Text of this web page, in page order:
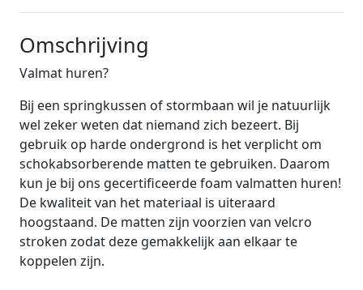
Omschrijving
Valmat huren?
Bij een springkussen of stormbaan wil je natuurlijk
wel zeker weten dat niemand zich bezeert. Bij
gebruik op harde ondergrond is het verplicht om
schokabsorberende matten te gebruiken. Daarom
kun je bij ons gecertificeerde foam valmatten huren!
De kwaliteit van het materiaal is uiteraard
hoogstaand. De matten zijn voorzien van velcro
stroken zodat deze gemakkelijk aan elkaar te
koppelen zijn.